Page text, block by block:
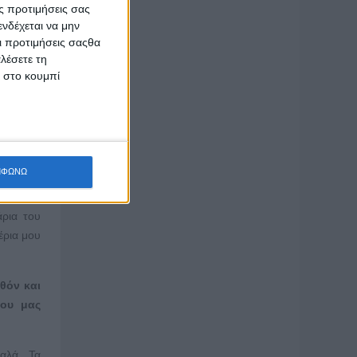
προτιμήσεις σας
να μην
προτιμήσεις σαςθα
τη
στο κουμπί
Δεν
θρανία,
του
μου
και
μας